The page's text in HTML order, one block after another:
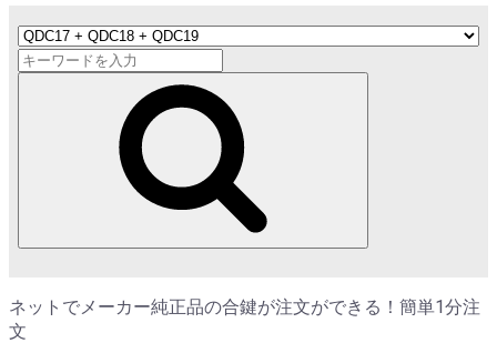
ネットでメーカー純正品の合鍵が注文ができる！簡単1分注
文